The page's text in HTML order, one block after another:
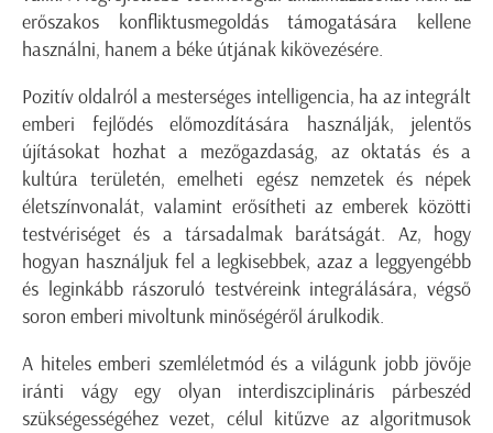
erőszakos konfliktusmegoldás támogatására kellene
használni, hanem a béke útjának kikövezésére.
Pozitív oldalról a mesterséges intelligencia, ha az integrált
emberi fejlődés előmozdítására használják, jelentős
újításokat hozhat a mezőgazdaság, az oktatás és a
kultúra területén, emelheti egész nemzetek és népek
életszínvonalát, valamint erősítheti az emberek közötti
testvériséget és a társadalmak barátságát. Az, hogy
hogyan használjuk fel a legkisebbek, azaz a leggyengébb
és leginkább rászoruló testvéreink integrálására, végső
soron emberi mivoltunk minőségéről árulkodik.
A hiteles emberi szemléletmód és a világunk jobb jövője
iránti vágy egy olyan interdiszciplináris párbeszéd
szükségességéhez vezet, célul kitűzve az algoritmusok